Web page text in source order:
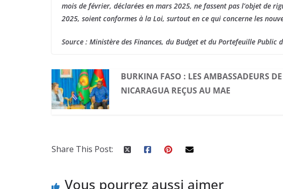
mois de février, déclarées en mars 2025, ne fassent pas l’objet de
2025, soient conformes à la Loi, surtout en ce qui concerne les
Source : Ministère des Finances, du Budget et du Portefeuille Public
BURKINA FASO : LES AMBASSADEURS
NICARAGUA REÇUS AU MAE
Share This Post:
Vous pourrez aussi aimer